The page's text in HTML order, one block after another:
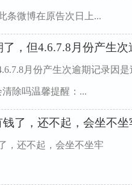
条微博在原告次日上...
，但4.6.7.8月份产生
月份产生次逾期记录因
除吗温馨提醒：...
了，还不起，会坐不坐
，还不起，会坐不坐牢